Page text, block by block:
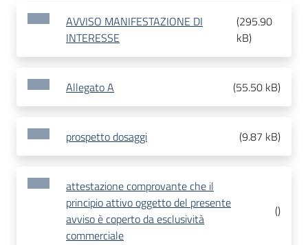
AVVISO MANIFESTAZIONE DI
INTERESSE
(295.90
kB)
Allegato A (55.50 kB)
prospetto dosaggi (9.87 kB)
attestazione comprovante che il
principio attivo oggetto del presente
avviso è coperto da esclusività
commerciale
()